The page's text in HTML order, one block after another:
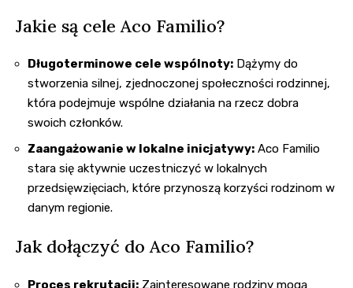
Jakie są cele Aco Familio?
Długoterminowe cele wspólnoty: Dążymy do
stworzenia silnej, zjednoczonej społeczności rodzinnej,
która podejmuje wspólne działania na rzecz dobra
swoich członków.
Zaangażowanie w lokalne inicjatywy: Aco Familio
stara się aktywnie uczestniczyć w lokalnych
przedsięwzięciach, które przynoszą korzyści rodzinom w
danym regionie.
Jak dołączyć do Aco Familio?
Proces rekrutacji: Zainteresowane rodziny mogą